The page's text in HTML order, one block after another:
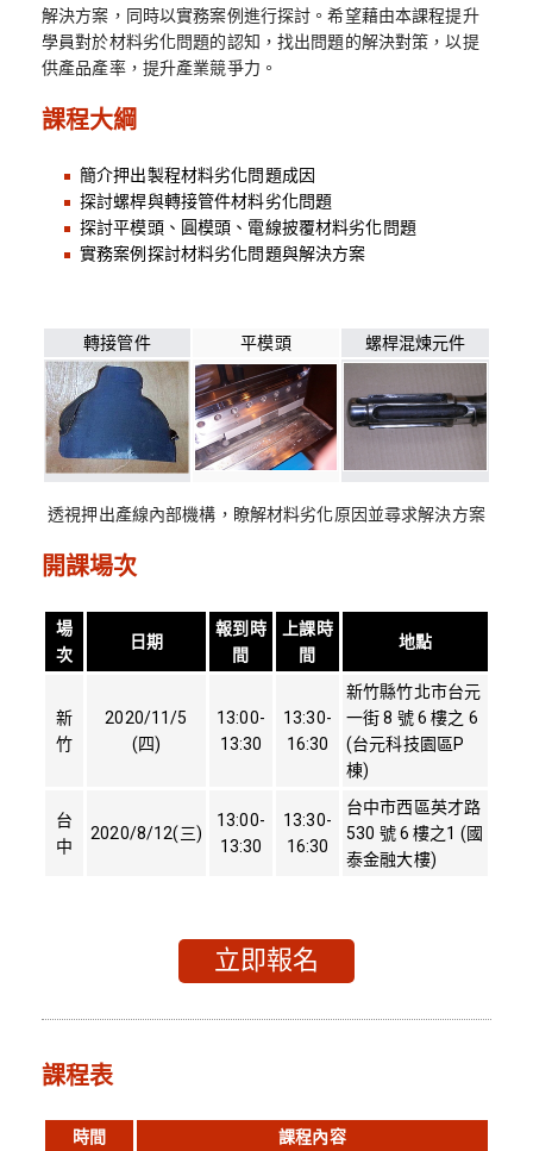
解決方案，同時以實務案例進行探討。希望藉由本課程提升
學員對於材料劣化問題的認知，找出問題的解決對策，以提
供產品產率，提升產業競爭力。
課程大綱
簡介押出製程材料劣化問題成因
探討螺桿與轉接管件材料劣化問題
探討平模頭、圓模頭、電線披覆材料劣化問題
實務案例探討材料劣化問題與解決方案
轉接管件 平模頭 螺桿混煉元件
透視押出產線內部機構，瞭解材料劣化原因並尋求解決方案
開課場次
場
次
日期
報到時
間
上課時
間
地點
新
竹
2020/11/5
(四)
13:00-
13:30
13:30-
16:30
新竹縣竹北市台元
一街 8 號 6 樓之 6
(台元科技園區P
棟)
台
中
2020/8/12(三)
13:00-
13:30
13:30-
16:30
台中市西區英才路
530 號 6 樓之1 (國
泰金融大樓)
立即報名
課程表
時間
課程內容